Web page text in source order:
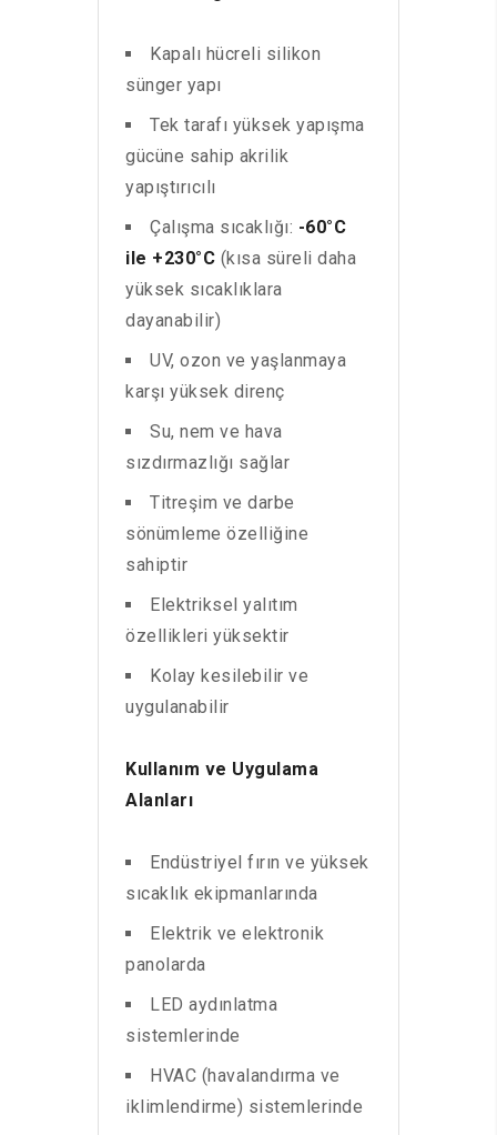
Kapalı hücreli silikon
sünger yapı
Tek tarafı yüksek yapışma
gücüne sahip akrilik
yapıştırıcılı
Çalışma sıcaklığı: -60°C
ile +230°C (kısa süreli daha
yüksek sıcaklıklara
dayanabilir)
UV, ozon ve yaşlanmaya
karşı yüksek direnç
Su, nem ve hava
sızdırmazlığı sağlar
Titreşim ve darbe
sönümleme özelliğine
sahiptir
Elektriksel yalıtım
özellikleri yüksektir
Kolay kesilebilir ve
uygulanabilir
Kullanım ve Uygulama
Alanları
Endüstriyel fırın ve yüksek
sıcaklık ekipmanlarında
Elektrik ve elektronik
panolarda
LED aydınlatma
sistemlerinde
HVAC (havalandırma ve
iklimlendirme) sistemlerinde